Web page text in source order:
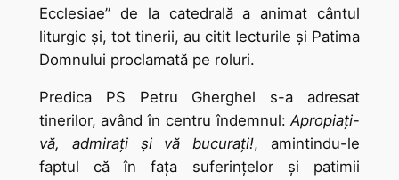
Ecclesiae” de la catedrală a animat cântul
liturgic și, tot tinerii, au citit lecturile și Patima
Domnului proclamată pe roluri.
Predica PS Petru Gherghel s-a adresat
tinerilor, având în centru îndemnul:Apropiaţi-
vă, admiraţi şi vă bucuraţi!, amintindu-le
faptul că în faţa suferinţelor şi patimii